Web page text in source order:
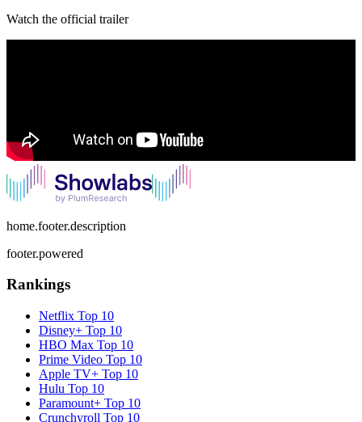
Watch the official trailer
home.footer.description
footer.powered
Rankings
Netflix Top 10
Disney+ Top 10
HBO Max Top 10
Prime Video Top 10
Apple TV+ Top 10
Hulu Top 10
Paramount+ Top 10
Crunchyroll Top 10